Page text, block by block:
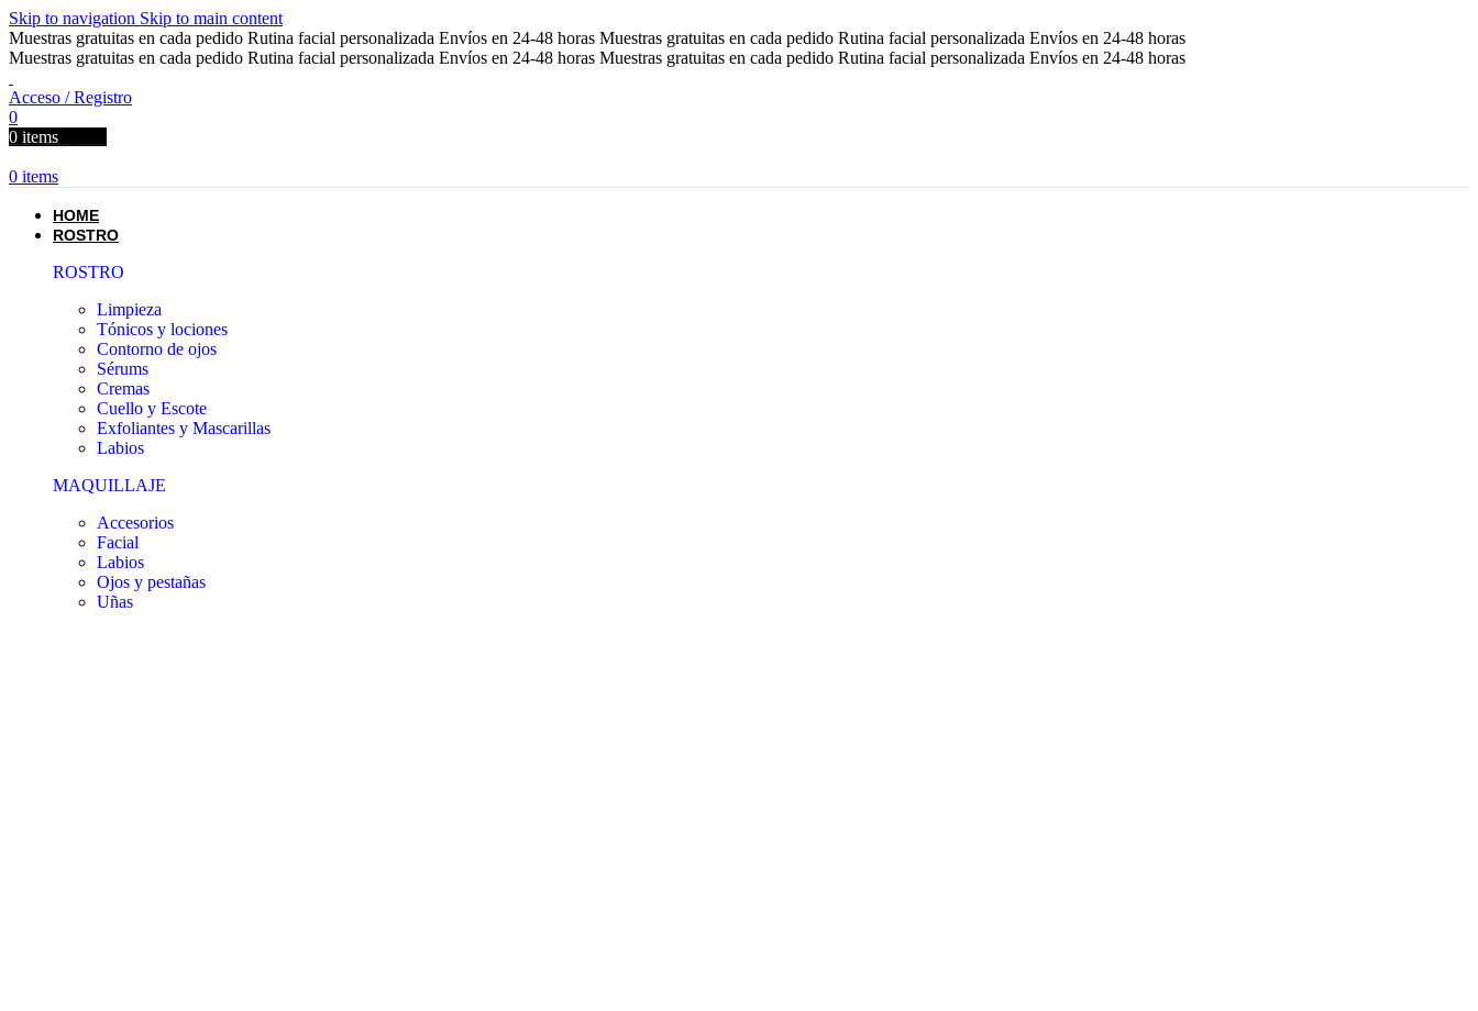
Skip to navigation Skip to main content
Muestras gratuitas en cada pedido Rutina facial personalizada Envíos en 24-48 horas Muestras gratuitas en cada pedido Rutina facial personalizada Envíos en 24-48 horas
Muestras gratuitas en cada pedido Rutina facial personalizada Envíos en 24-48 horas Muestras gratuitas en cada pedido Rutina facial personalizada Envíos en 24-48 horas
Acceso / Registro
0
0 items
0 items
HOME
ROSTRO
ROSTRO
Limpieza
Tónicos y lociones
Contorno de ojos
Sérums
Cremas
Cuello y Escote
Exfoliantes y Mascarillas
Labios
MAQUILLAJE
Accesorios
Facial
Labios
Ojos y pestañas
Uñas